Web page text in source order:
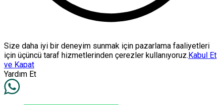
Size daha iyi bir deneyim sunmak için pazarlama faaliyetleri
için üçüncü taraf hizmetlerinden çerezler kullanıyoruz. Kabul Et
ve Kapat
Yardım Et